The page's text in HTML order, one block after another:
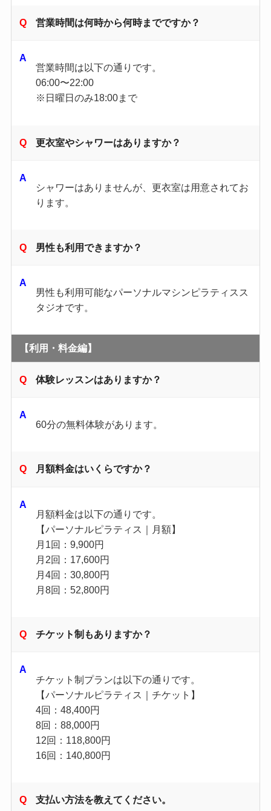
営業時間は何時から何時までですか？
営業時間は以下の通りです。
06:00〜22:00
※日曜日のみ18:00まで
更衣室やシャワーはありますか？
シャワーはありませんが、更衣室は用意されてお
ります。
男性も利用できますか？
男性も利用可能なパーソナルマシンピラティスス
タジオです。
【利用・料金編】
体験レッスンはありますか？
60分の無料体験があります。
月額料金はいくらですか？
月額料金は以下の通りです。
【パーソナルピラティス｜月額】
月1回：9,900円
月2回：17,600円
月4回：30,800円
月8回：52,800円
チケット制もありますか？
チケット制プランは以下の通りです。
【パーソナルピラティス｜チケット】
4回：48,400円
8回：88,000円
12回：118,800円
16回：140,800円
支払い方法を教えてください。